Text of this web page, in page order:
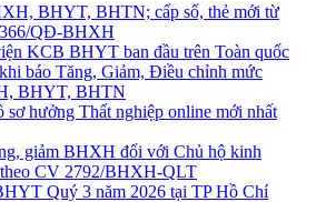
BHYT, BHTN; cấp sổ, thẻ mới từ
QĐ-BHXH
KCB BHYT ban đầu trên Toàn quốc
báo Tăng, Giảm, Điều chỉnh mức
BHYT, BHTN
sơ hưởng Thất nghiệp online mới nhất
giảm BHXH đối với Chủ hộ kinh
CV 2792/BHXH-QLT
Quý 3 năm 2026 tại TP Hồ Chí